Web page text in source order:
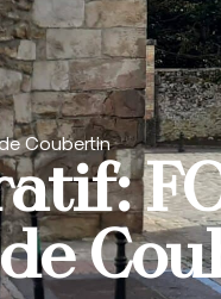
de Coubertin